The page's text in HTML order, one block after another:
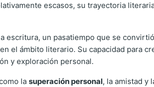
escasos, su trayectoria
escritura, un pasatiempo que se
el ámbito literario. Su capacidad para
y exploración personal.
la superación personal, la amistad y